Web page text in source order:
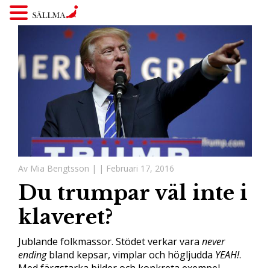
Av Mia Bengtsson | | Februari 17, 2016
Du trumpar väl inte i
klaveret?
Jublande folkmassor. Stödet verkar vara never
endingbland kepsar, vimplar och högljudda YEAH!.